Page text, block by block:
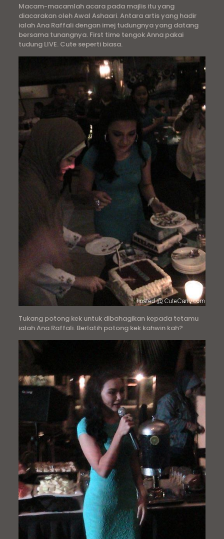
Macam-macamlah acara pada majlis itu yang
diacarakan oleh Awal Ashaari. Antara artis yang hadir
ialah Ana Raffali dengan imej tudungnya yang datang
bersama tunangnya. First time tengok Anna pakai
tudung LIVE. Cute seperti biasa.
Tukang potong kek untuk dibahagikan kepada tetamu
ialah Ana Raffali. Berlatih potong kek kahwin kah?